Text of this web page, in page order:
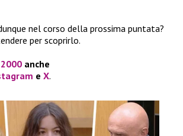
nel corso della prossima puntata?
per scoprirlo.
anche
e X.